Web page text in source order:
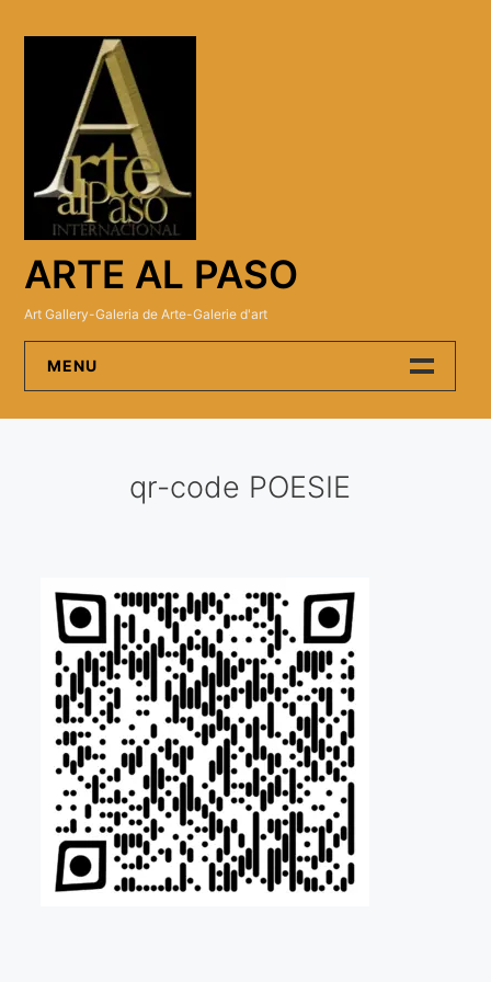
ARTE AL PASO
Art Gallery-Galeria de Arte-Galerie d'art
MENU
Presse
Qué dicen de nosotros?
Aviso legal
Política de cookies
Expositions
Bruit de gommettes Paris 2025
qr-code POESIE